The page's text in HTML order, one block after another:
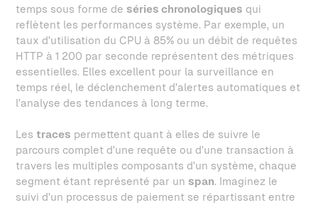
temps sous forme de séries chronologiques qui
reflètent les performances système. Par exemple, un
taux d'utilisation du CPU à 85% ou un débit de requêtes
HTTP à 1 200 par seconde représentent des métriques
essentielles. Elles excellent pour la surveillance en
temps réel, le déclenchement d'alertes automatiques et
l'analyse des tendances à long terme.
Lestraces permettent quant à elles de suivre le
parcours complet d'une requête ou d'une transaction à
travers les multiples composants d'un système, chaque
segment étant représenté par un span. Imaginez le
suivi d'un processus de paiement se répartissant entre